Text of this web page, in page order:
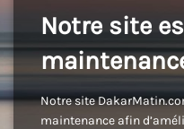
Notre site
Notre site
maintenance afin